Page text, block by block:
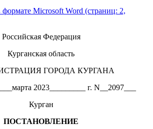
формате Microsoft Word (страниц: 2,
Российская Федерация
Курганская область
ГОРОДА КУРГАНА
2023_________ г. N__2097___
Курган
ПОСТАНОВЛЕНИЕ